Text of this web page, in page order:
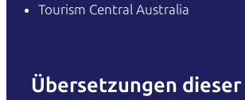
Tourism Central Australia
Übersetzungen dieser